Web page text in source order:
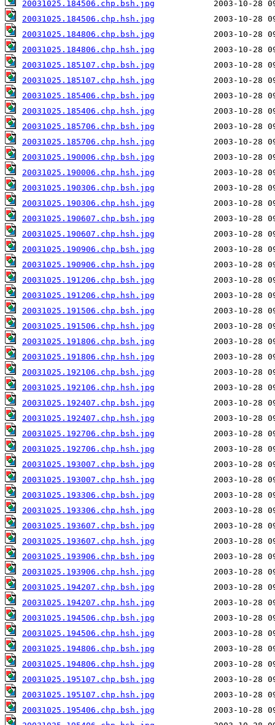
20031025.184506.chp.bsh.jpg
20031025.184506.chp.hsh.jpg
20031025.184806.chp.bsh.jpg
20031025.184806.chp.hsh.jpg
20031025.185107.chp.bsh.jpg
20031025.185107.chp.hsh.jpg
20031025.185406.chp.bsh.jpg
20031025.185406.chp.hsh.jpg
20031025.185706.chp.bsh.jpg
20031025.185706.chp.hsh.jpg
20031025.190006.chp.bsh.jpg
20031025.190006.chp.hsh.jpg
20031025.190306.chp.bsh.jpg
20031025.190306.chp.hsh.jpg
20031025.190607.chp.bsh.jpg
20031025.190607.chp.hsh.jpg
20031025.190906.chp.bsh.jpg
20031025.190906.chp.hsh.jpg
20031025.191206.chp.bsh.jpg
20031025.191206.chp.hsh.jpg
20031025.191506.chp.bsh.jpg
20031025.191506.chp.hsh.jpg
20031025.191806.chp.bsh.jpg
20031025.191806.chp.hsh.jpg
20031025.192106.chp.bsh.jpg
20031025.192106.chp.hsh.jpg
20031025.192407.chp.bsh.jpg
20031025.192407.chp.hsh.jpg
20031025.192706.chp.bsh.jpg
20031025.192706.chp.hsh.jpg
20031025.193007.chp.bsh.jpg
20031025.193007.chp.hsh.jpg
20031025.193306.chp.bsh.jpg
20031025.193306.chp.hsh.jpg
20031025.193607.chp.bsh.jpg
20031025.193607.chp.hsh.jpg
20031025.193906.chp.bsh.jpg
20031025.193906.chp.hsh.jpg
20031025.194207.chp.bsh.jpg
20031025.194207.chp.hsh.jpg
20031025.194506.chp.bsh.jpg
20031025.194506.chp.hsh.jpg
20031025.194806.chp.bsh.jpg
20031025.194806.chp.hsh.jpg
20031025.195107.chp.bsh.jpg
20031025.195107.chp.hsh.jpg
20031025.195406.chp.bsh.jpg